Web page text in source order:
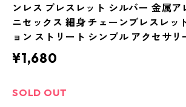
ンレス ブレスレット シルバー 金属ア
ニセックス 細身 チェーンブレスレッ
ョン ストリート シンプル アクセサリ
¥1,680
SOLD OUT